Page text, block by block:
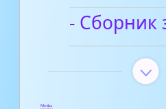
- Сборник
Мифы